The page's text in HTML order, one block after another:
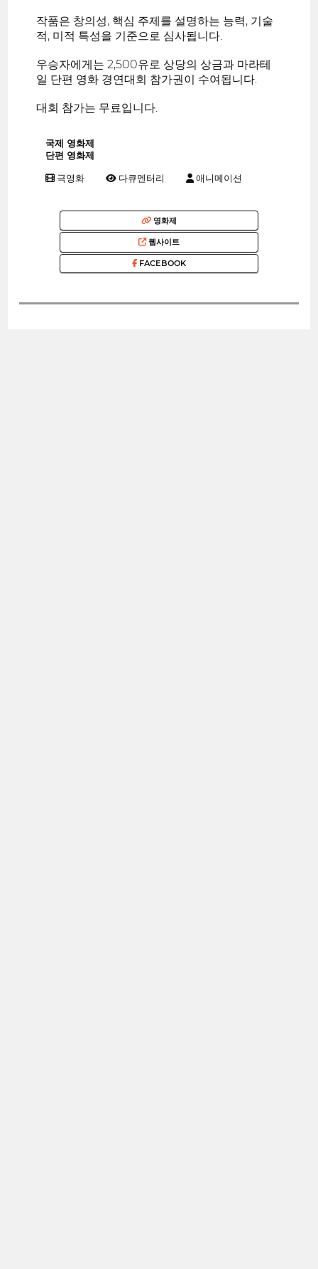
작품은 창의성, 핵심 주제를 설명하는 능력, 기술
적, 미적 특성을 기준으로 심사됩니다.
우승자에게는 2,500유로 상당의 상금과 마라테
일 단편 영화 경연대회 참가권이 수여됩니다.
대회 참가는 무료입니다.
국제 영화제
단편 영화제
극영화 다큐멘터리 애니메이션
영화제
웹사이트
FACEBOOK